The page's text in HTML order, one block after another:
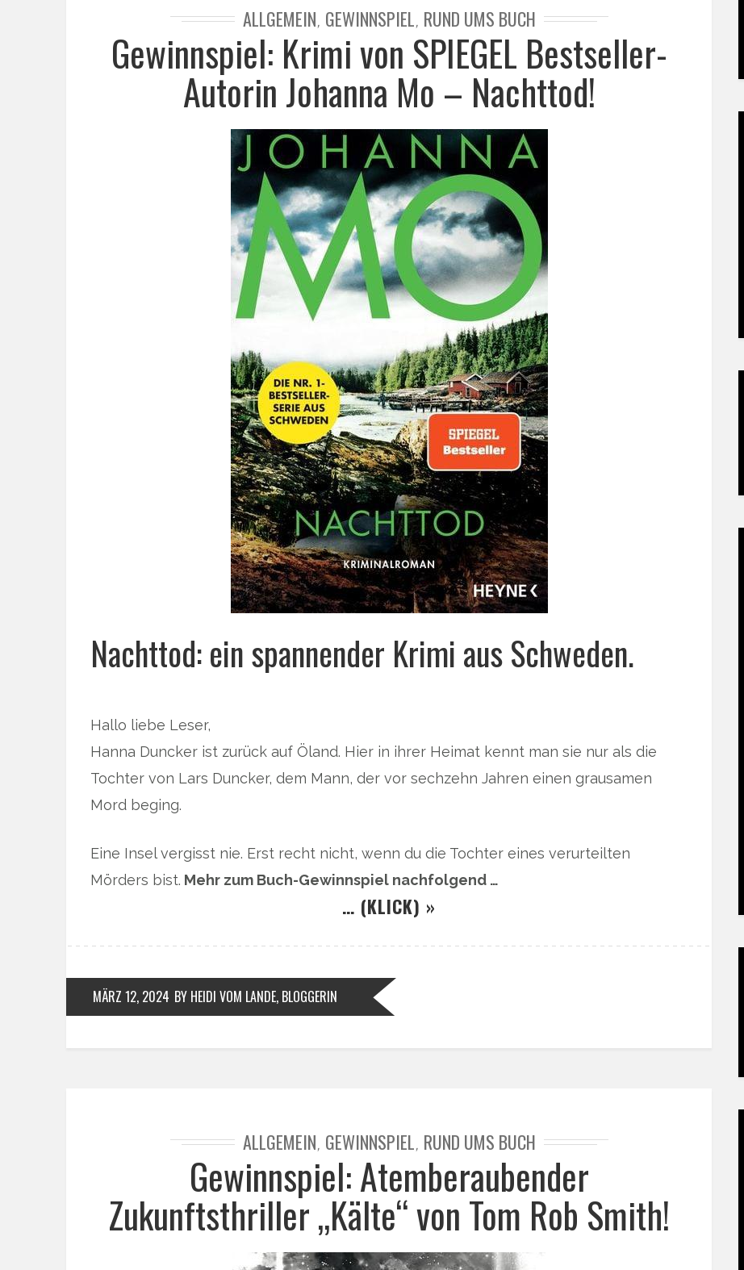
ALLGEMEIN, GEWINNSPIEL, RUND UMS BUCH
Gewinnspiel: Krimi von SPIEGEL Bestseller-
Autorin Johanna Mo – Nachttod!
Nachttod: ein spannender Krimi aus Schweden.
Hallo liebe Leser,
Hanna Duncker ist zurück auf Öland. Hier in ihrer Heimat kennt man sie nur als die
Tochter von Lars Duncker, dem Mann, der vor sechzehn Jahren einen grausamen
Mord beging.
Eine Insel vergisst nie. Erst recht nicht, wenn du die Tochter eines verurteilten
Mörders bist. Mehr zum Buch-Gewinnspiel nachfolgend …
… (KLICK) »
MÄRZ 12, 2024 BY HEIDI VOM LANDE, BLOGGERIN
ALLGEMEIN, GEWINNSPIEL, RUND UMS BUCH
Gewinnspiel: Atemberaubender
Zukunftsthriller „Kälte“ von Tom Rob Smith!